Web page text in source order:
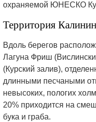
охраняемой ЮНЕСКО
Территория
Вдоль берегов
Лагуна Фриш
(Курский залив),
длинными песчаными
невысоких, пологих
20% приходится на
бука и граба.